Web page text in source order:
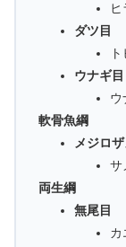
ヒ
ダツ目
ウナギ目
ウ
軟骨魚綱
メジロ
サ
両生綱
無尾目
カ